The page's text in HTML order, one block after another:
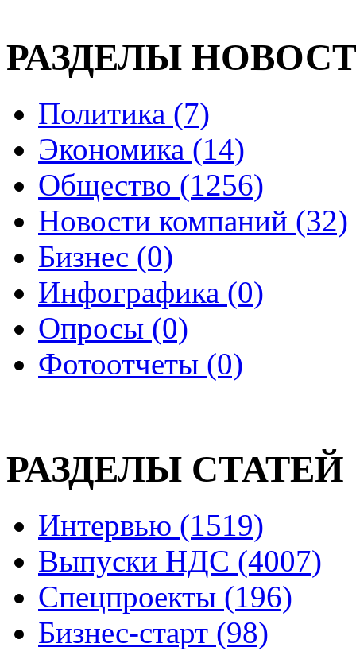
РАЗДЕЛЫ
Политика (7)
Экономика (14)
Общество (1256)
Новости компаний (32)
Бизнес (0)
Инфографика (0)
Опросы (0)
Фотоотчеты (0)
РАЗДЕЛЫ СТАТЕЙ
Интервью (1519)
Выпуски НДС (4007)
Спецпроекты (196)
Бизнес-старт (98)